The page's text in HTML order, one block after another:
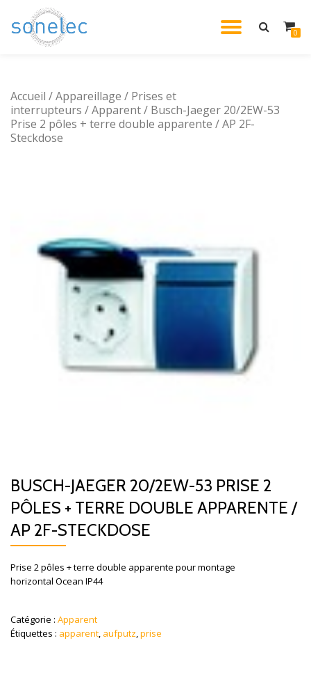
Aller
0
Accueil /Appareillage / Prises et
interrupteurs /Apparent/ Busch-Jaeger 20/2EW-53
Prise 2 pôles + terre double apparente / AP 2F-
Steckdose
BUSCH-JAEGER 20/2EW-53 PRISE 2
PÔLES + TERRE DOUBLE APPARENTE /
AP 2F-STECKDOSE
Prise 2 pôles + terre double apparente pour montage
horizontal Ocean IP44
Catégorie : Apparent
Étiquettes : apparent, aufputz,prise